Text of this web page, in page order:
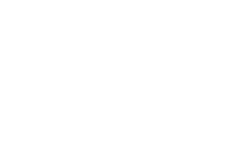
Ob 22.41 sta
vozniku
Ob 23.19 so
izdali plačilni